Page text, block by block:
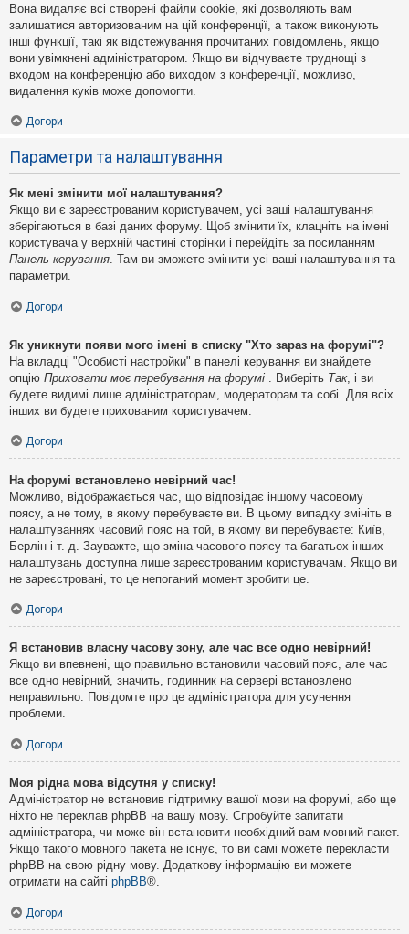
Вона видаляє всі створені файли cookie, які дозволяють вам
залишатися авторизованим на цій конференції, а також виконують
інші функції, такі як відстежування прочитаних повідомлень, якщо
вони увімкнені адміністратором. Якщо ви відчуваєте труднощі з
входом на конференцію або виходом з конференції, можливо,
видалення куків може допомогти.
Догори
Параметри та налаштування
Як мені змінити мої налаштування?
Якщо ви є зареєстрованим користувачем, усі ваші налаштування
зберігаються в базі даних форуму. Щоб змінити їх, клацніть на імені
користувача у верхній частині сторінки і перейдіть за посиланням
Панель керування . Там ви зможете змінити усі ваші налаштування та
параметри.
Догори
Як уникнути появи мого імені в списку "Хто зараз на форумі"?
На вкладці "Особисті настройки" в панелі керування ви знайдете
опцію Приховати моє перебування на форумі . Виберіть Так, і ви
будете видимі лише адміністраторам, модераторам та собі. Для всіх
інших ви будете прихованим користувачем.
Догори
На форумі встановлено невірний час!
Можливо, відображається час, що відповідає іншому часовому
поясу, а не тому, в якому перебуваєте ви. В цьому випадку змініть в
налаштуваннях часовий пояс на той, в якому ви перебуваєте: Київ,
Берлін і т. д. Зауважте, що зміна часового поясу та багатьох інших
налаштувань доступна лише зареєстрованим користувачам. Якщо ви
не зареєстровані, то це непоганий момент зробити це.
Догори
Я встановив власну часову зону, але час все одно невірний!
Якщо ви впевнені, що правильно встановили часовий пояс, але час
все одно невірний, значить, годинник на сервері встановлено
неправильно. Повідомте про це адміністратора для усунення
проблеми.
Догори
Моя рідна мова відсутня у списку!
Адміністратор не встановив підтримку вашої мови на форумі, або ще
ніхто не переклав phpBB на вашу мову. Спробуйте запитати
адміністратора, чи може він встановити необхідний вам мовний пакет.
Якщо такого мовного пакета не існує, то ви самі можете перекласти
phpBB на свою рідну мову. Додаткову інформацію ви можете
отримати на сайті phpBB®.
Догори